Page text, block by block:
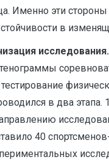
Именно эти
в
исследования.
в два
40